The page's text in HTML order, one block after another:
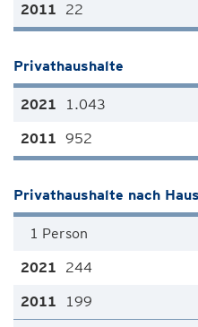
22
Privathaushalte
1.043
952
Privathaushalte nach
1 Person
244
199